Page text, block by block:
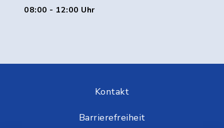
08:00 - 12:00 Uhr
Kontakt
Barrierefreiheit